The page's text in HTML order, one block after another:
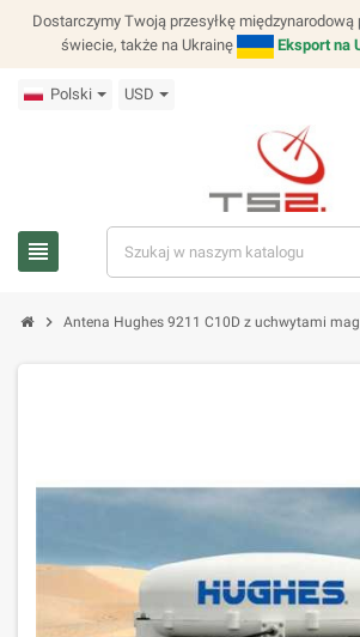
Dostarczymy Twoją przesyłkę międzynarodową
świecie, także na Ukrainę
Eksport na
Polski USD
view_headline
chevron_right Antena Hughes 9211 C10D z uchwytami